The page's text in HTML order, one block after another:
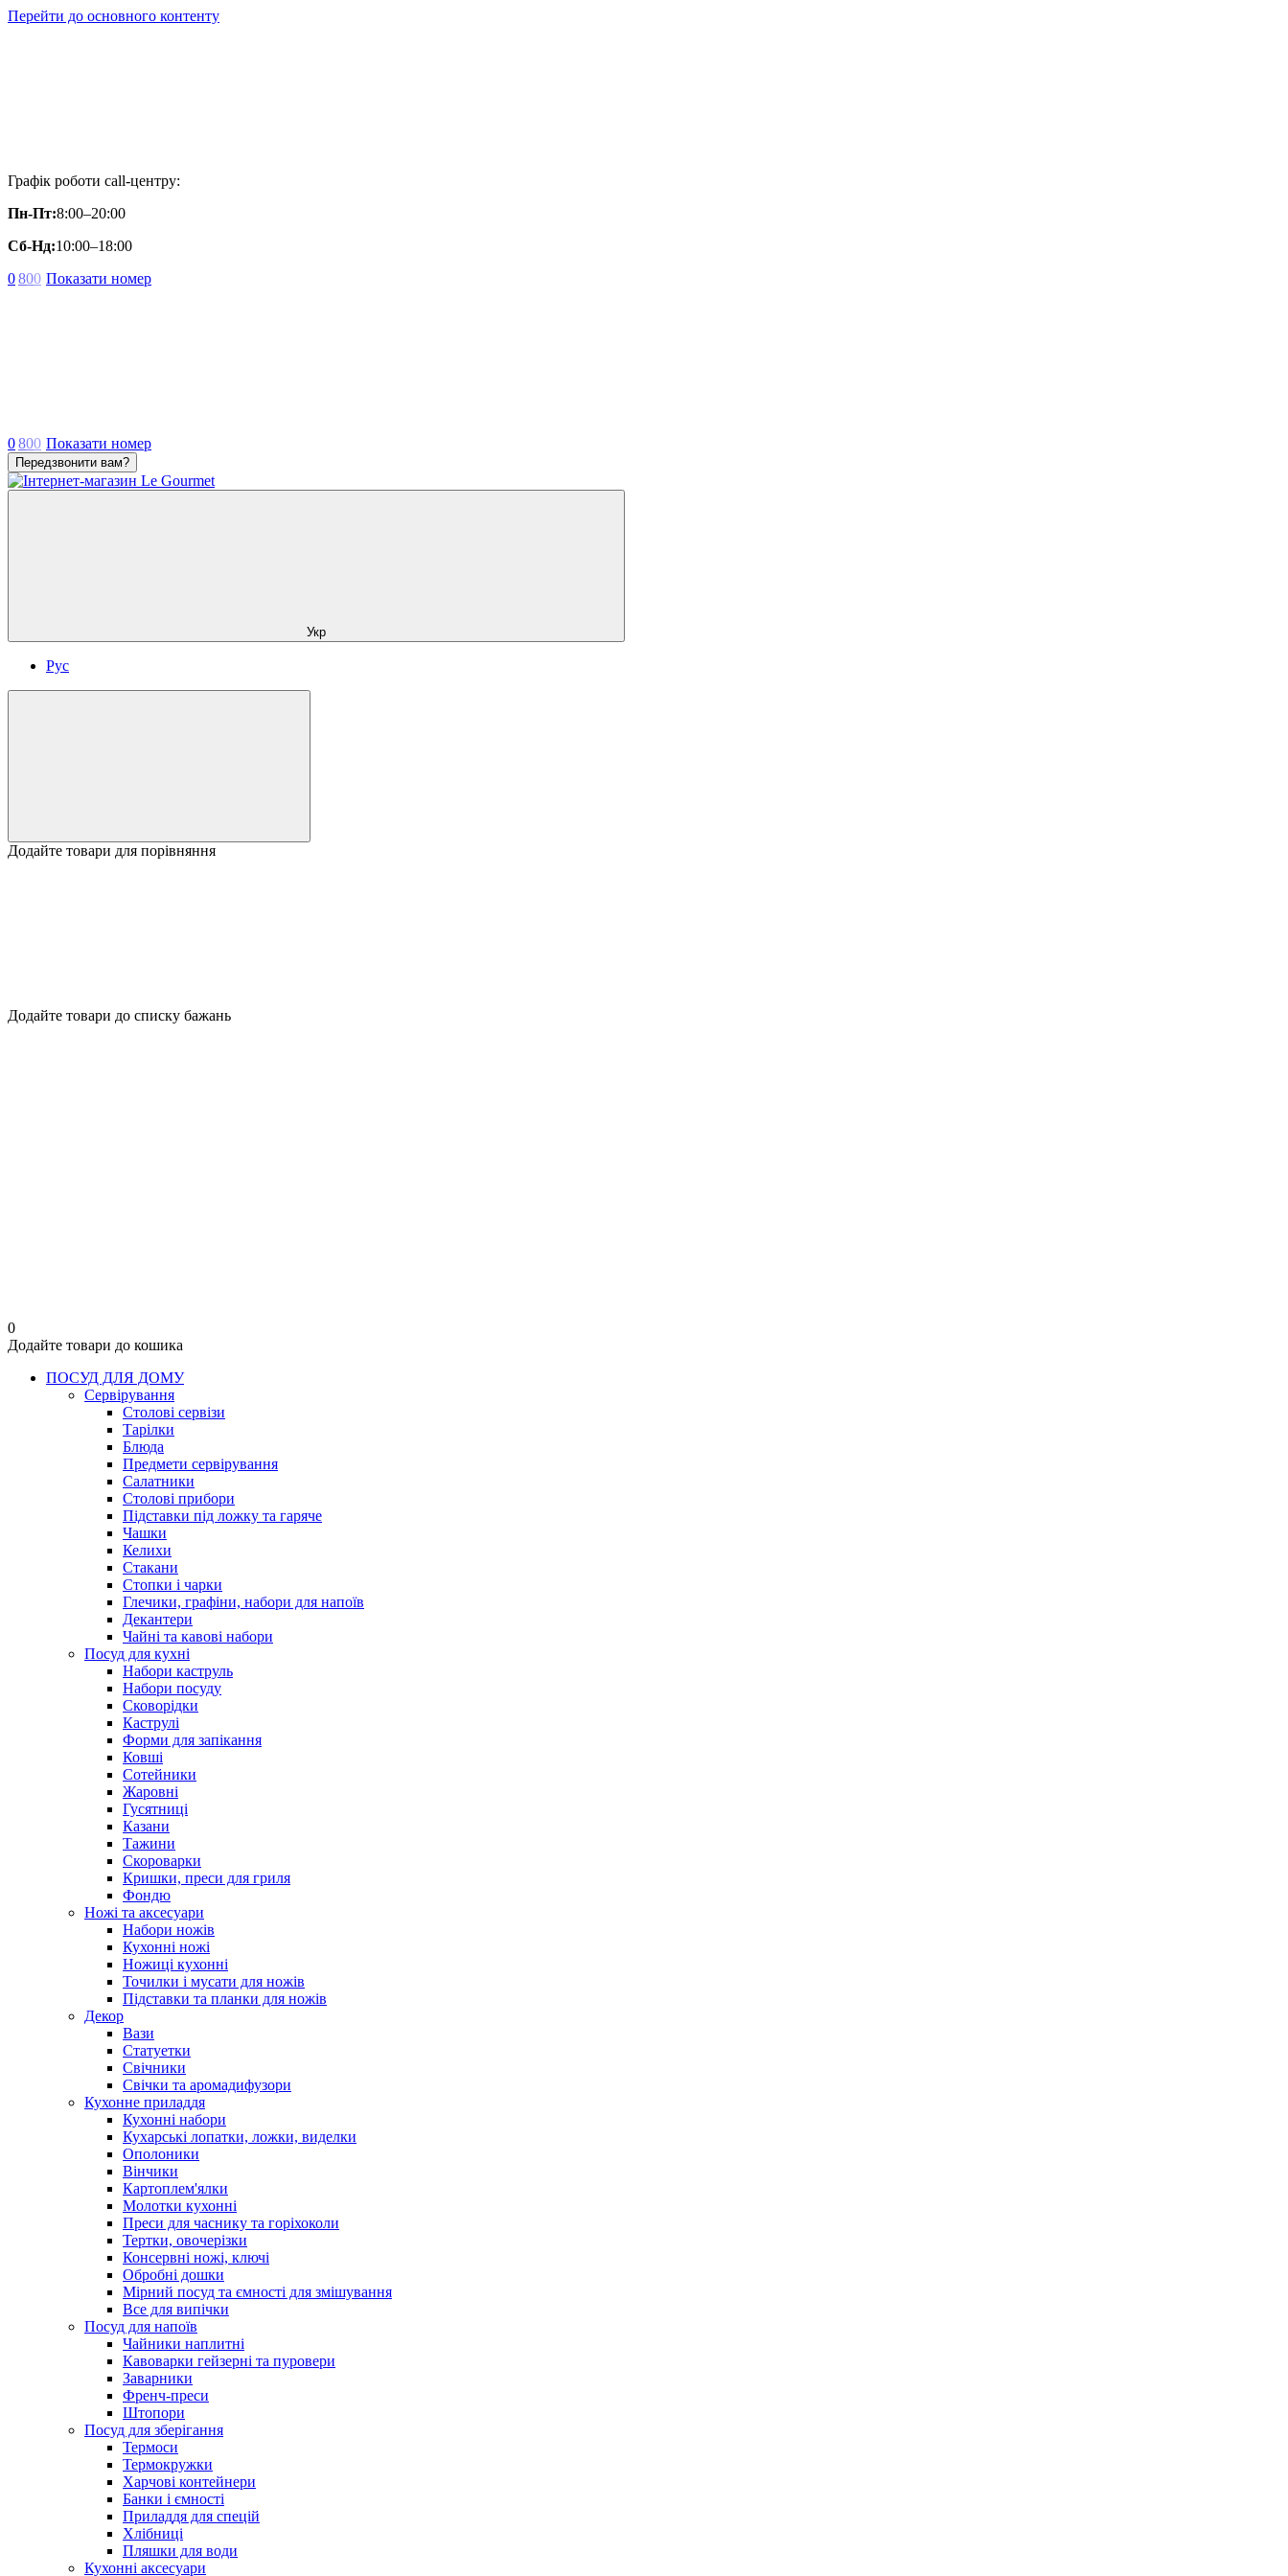
Перейти до основного контенту
Графік роботи call-центру:
Пн-Пт:8:00–20:00
Сб-Нд:10:00–18:00
0800 Показати номер
0800 Показати номер
Передзвонити вам?
Укр
Рус
Додайте товари для порівняння
Додайте товари до списку бажань
0
Додайте товари до кошика
ПОСУД ДЛЯ ДОМУ
Сервірування
Столові сервізи
Тарілки
Блюда
Предмети сервірування
Салатники
Столові прибори
Підставки під ложку та гаряче
Чашки
Келихи
Стакани
Стопки і чарки
Глечики, графіни, набори для напоїв
Декантери
Чайні та кавові набори
Посуд для кухні
Набори каструль
Набори посуду
Сковорідки
Каструлі
Форми для запікання
Ковші
Сотейники
Жаровні
Гусятниці
Казани
Тажини
Скороварки
Кришки, преси для гриля
Фондю
Ножі та аксесуари
Набори ножів
Кухонні ножі
Ножиці кухонні
Точилки і мусати для ножів
Підставки та планки для ножів
Декор
Вази
Статуетки
Свічники
Свічки та аромадифузори
Кухонне приладдя
Кухонні набори
Кухарські лопатки, ложки, виделки
Ополоники
Вінчики
Картоплем'ялки
Молотки кухонні
Преси для часнику та горіхоколи
Тертки, овочерізки
Консервні ножі, ключі
Обробні дошки
Мірний посуд та ємності для змішування
Все для випічки
Посуд для напоїв
Чайники наплитні
Кавоварки гейзерні та пуровери
Заварники
Френч-преси
Штопори
Посуд для зберігання
Термоси
Термокружки
Харчові контейнери
Банки і ємності
Приладдя для спецій
Хлібниці
Пляшки для води
Кухонні аксесуари